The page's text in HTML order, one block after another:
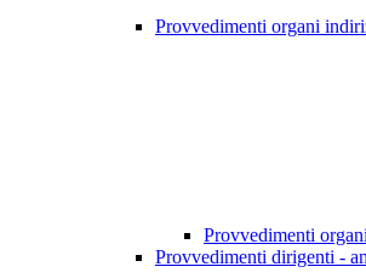
Provvedimenti organi
Provvedimenti
Provvedimenti dirigenti -